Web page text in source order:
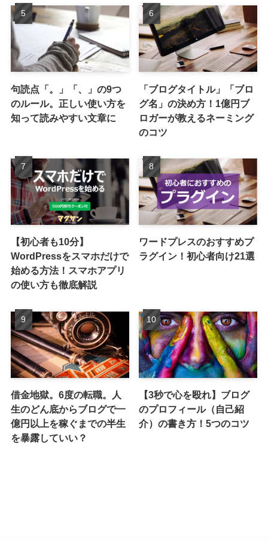
句読点「。」「、」の9つ
のルール。正しい使い方を
知って読みやすい文章に
「ブログタイトル」「ブロ
グ名」の決め方！1億円ブ
ロガーが教えるネーミング
のコツ
【初心者も10分】
WordPressをスマホだけで
始める方法！スマホアプリ
の使い方も徹底解説
ワードプレスのおすすめプ
ラグイン！初心者向け21選
借金地獄。6度の転職。人
生のどん底からブログで一
億円以上を稼ぐまでの半生
を暴露していい？
【3秒で心を殴れ】ブログ
のプロフィール（自己紹
介）の書き方！5つのコツ